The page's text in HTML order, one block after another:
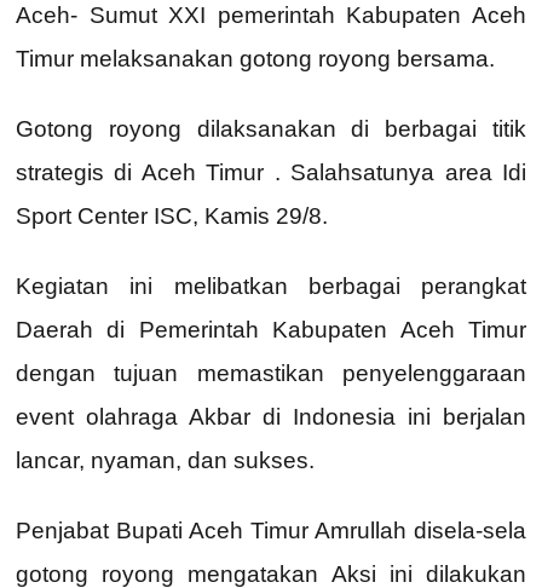
Aceh- Sumut XXI pemerintah Kabupaten Aceh
Timur melaksanakan gotong royong bersama.
Gotong royong dilaksanakan di berbagai titik
strategis di Aceh Timur . Salahsatunya area Idi
Sport Center ISC, Kamis 29/8.
Kegiatan ini melibatkan berbagai perangkat
Daerah di Pemerintah Kabupaten Aceh Timur
dengan tujuan memastikan penyelenggaraan
event olahraga Akbar di Indonesia ini berjalan
lancar, nyaman, dan sukses.
Penjabat Bupati Aceh Timur Amrullah disela-sela
gotong royong mengatakan Aksi ini dilakukan